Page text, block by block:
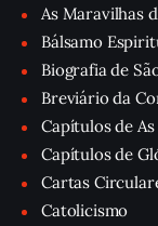
As Maravilhas
Bálsamo
Biografia de
Breviário da
Capítulos de
Capítulos de
Cartas
Catolicismo